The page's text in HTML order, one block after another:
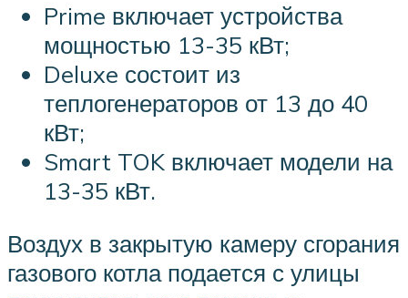
Prime включает устройства
мощностью 13-35 кВт;
Deluxe состоит из
теплогенераторов от 13 до 40
кВт;
Smart TOK включает модели на
13-35 кВт.
Воздух в закрытую камеру сгорания
газового котла подается с улицы